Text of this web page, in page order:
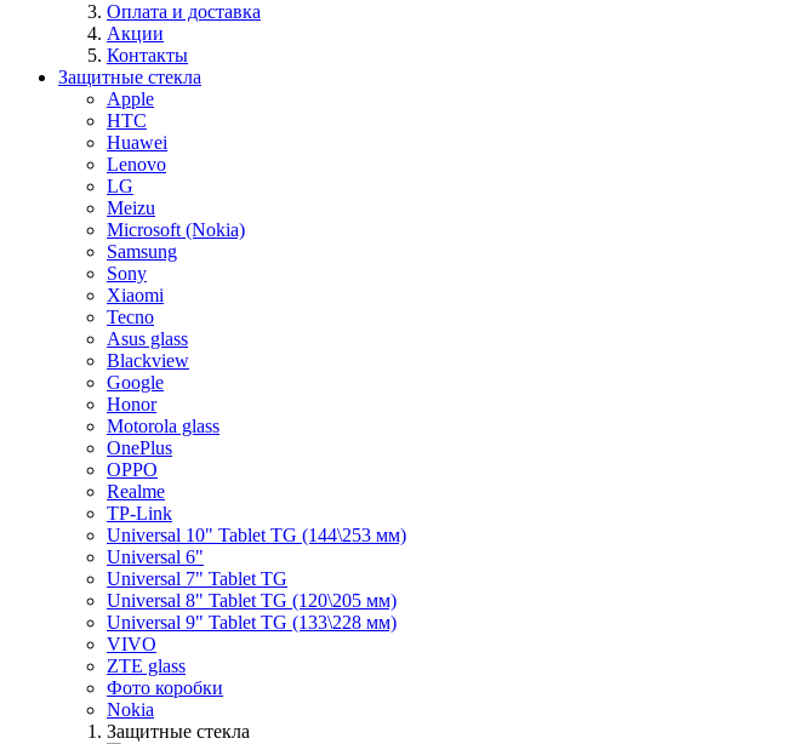
Оплата и доставка
Акции
Контакты
Защитные стекла
Apple
HTC
Huawei
Lenovo
LG
Meizu
Microsoft (Nokia)
Samsung
Sony
Xiaomi
Tecno
Asus glass
Blackview
Google
Honor
Motorola glass
OnePlus
OPPO
Realme
TP-Link
Universal 10" Tablet TG (144\253 мм)
Universal 6"
Universal 7" Tablet TG
Universal 8" Tablet TG (120\205 мм)
Universal 9" Tablet TG (133\228 мм)
VIVO
ZTE glass
Фото коробки
Nokia
Защитные стекла